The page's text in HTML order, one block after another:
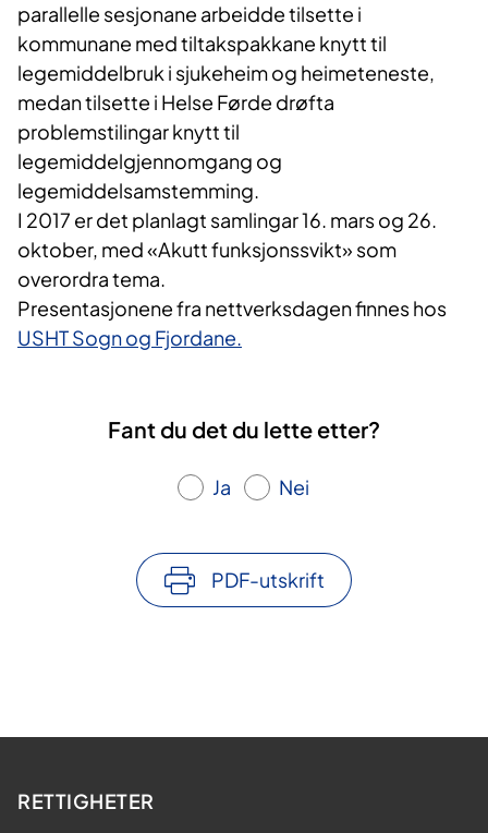
parallelle sesjonane arbeidde tilsette i
kommunane med tiltakspakkane knytt til
legemiddelbruk i sjukeheim og heimeteneste,
medan tilsette i Helse Førde drøfta
problemstilingar knytt til
legemiddelgjennomgang og
legemiddelsamstemming.
I 2017 er det planlagt samlingar 16. mars og 26.
oktober, med «Akutt funksjonssvikt» som
overordra tema.
Presentasjonene fra nettverksdagen finnes hos
USHT Sogn og Fjordane.
Fant du det du lette etter?
Ja Nei
PDF-utskrift
RETTIGHETER